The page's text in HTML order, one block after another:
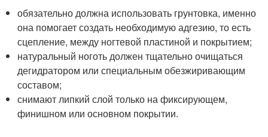
обязательно должна использовать грунтовка, именно
она помогает создать необходимую адгезию, то есть
сцепление, между ногтевой пластиной и покрытием;
натуральный ноготь должен тщательно очищаться
дегидратором или специальным обезжиривающим
составом;
снимают липкий слой только на фиксирующем,
финишном или основном покрытии.